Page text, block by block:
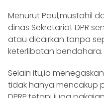
Menurut Paul,mustahil
dinas Sekretariat DPR
atau dicairkan tanpa
keterlibatan bendahara.
Selain itu,ia
tidak hanya mencakup